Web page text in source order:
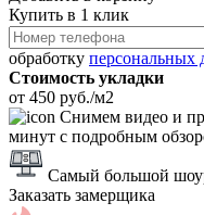
Купить в 1 клик
обработку персональных
Стоимость укладки
от 450 руб./м2
Снимем видео и
минут с подробным
Самый большой
Заказать замерщика